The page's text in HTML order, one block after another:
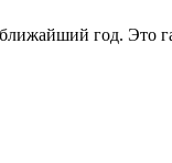
год. Это